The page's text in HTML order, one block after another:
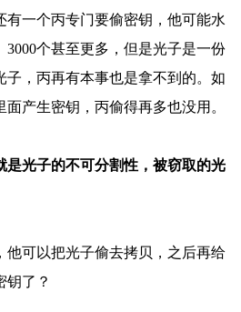
有一个丙专门要偷密钥，他可能水
3000个甚至更多，但是光子是一份
子，丙再有本事也是拿不到的。如
产生密钥，丙偷得再多也没用。
是光子的不可分割性，被窃取的光
他可以把光子偷去拷贝，之后再给
钥了？